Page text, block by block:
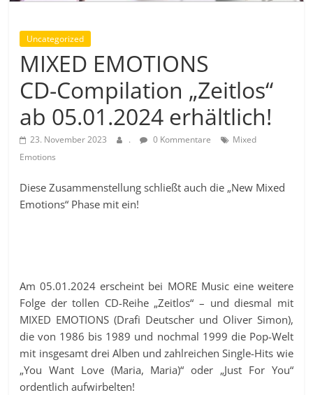
Uncategorized
MIXED EMOTIONS
CD-Compilation „Zeitlos“
ab 05.01.2024 erhältlich!
23. November 2023 . 0 Kommentare
Mixed
Emotions
Diese Zusammenstellung schließt auch die „New Mixed
Emotions“ Phase mit ein!
Am 05.01.2024 erscheint bei MORE Music eine weitere
Folge der tollen CD-Reihe „Zeitlos“ – und diesmal mit
MIXED EMOTIONS (Drafi Deutscher und Oliver Simon),
die von 1986 bis 1989 und nochmal 1999 die Pop-Welt
mit insgesamt drei Alben und zahlreichen Single-Hits wie
„You Want Love (Maria, Maria)“ oder „Just For You“
ordentlich aufwirbelten!